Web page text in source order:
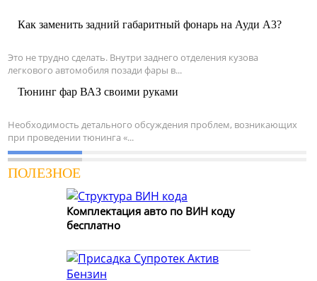
Как заменить задний габаритный фонарь на Ауди А3?
Это не трудно сделать. Внутри заднего отделения кузова
легкового автомобиля позади фары в...
Тюнинг фар ВАЗ своими руками
Необходимость детального обсуждения проблем, возникающих
при проведении тюнинга «...
ПОЛЕЗНОЕ
Комплектация авто по ВИН коду
бесплатно